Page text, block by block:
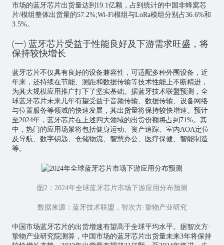
市场的蓝牙芯片出货量达到19.1亿颗，占到统计的中国非蜂窝芯
片/模组整体出货量的57.2%;Wi-Fi模组与LoRa模组分别占36.6%和
3.5%。
(一) 蓝牙芯片受益于性能良好及下游需求旺盛，将
保持较快增长
蓝牙芯片不仅具有良好的设备兼容性，可适配多种外围设备，近
年来，还持续在节能、测距和数据传输等技术性能上不断精进，
为其大规模应用推广打下了坚实基础。据蓝牙技术联盟预测，全
球蓝牙芯片未来几年有望受益于音频传输、数据传输、设备网络
与位置服务等领域的快速发展，其出货量将保持较快增速。预计
至2024年，蓝牙芯片在上述四大领域的出货份额将占到71%。其
中，热门的应用场景将包括健身运动、资产追踪、室内AOA定位
及导航、数字钥匙、仓储物流、智慧办公、医疗保健、智能制造
等。
图2：2024年全球蓝牙芯片市场下游应用分布预测
数据来源：蓝牙技术联盟，智次方·挚物产业研究
中国市场蓝牙芯片的出货增速有望高于全球平均水平。据智次方·
挚物产业研究院测算，中国市场的蓝牙芯片出货量未来3年将保持